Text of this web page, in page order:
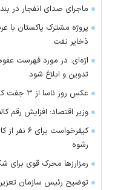
ماجرای صدای انفجار در
پروژه مشترک پاکستان با
ذخایر نفت
اژه‌ای: در مورد فهرست
تدوین و ابلاغ شود
عکس روز ناسا از ۳ جفت کهکشانی
وزیر اقتصاد: افزایش رقم
رشوه
رمزارز‌ها محرک قوی برای
توضیح رئیس سازمان